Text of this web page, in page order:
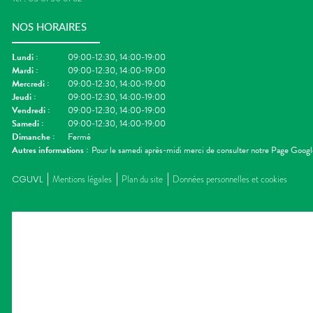
NOS HORAIRES
Lundi :
09:00-12:30, 14:00-19:00
Mardi :
09:00-12:30, 14:00-19:00
Mercredi :
09:00-12:30, 14:00-19:00
Jeudi :
09:00-12:30, 14:00-19:00
Vendredi :
09:00-12:30, 14:00-19:00
Samedi :
09:00-12:30, 14:00-19:00
Dimanche :
Fermé
Autres informations : Pour le samedi après-midi merci de consulter notre Page
CGUVL Mentions légales Plan du site Données personnelles et cookies